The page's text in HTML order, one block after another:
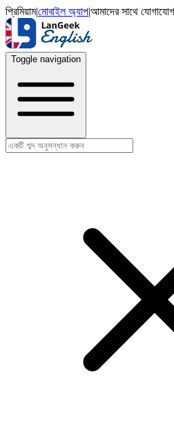
প্রিমিয়াম|মোবাইল অ্যাপ|আমাদের সাথে
Toggle navigation